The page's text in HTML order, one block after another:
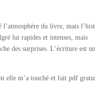
l’atmosphère du livre, mais
lui rapides et intenses, mais
des surprises. L’écriture est
elle m’a touché et fait pdf